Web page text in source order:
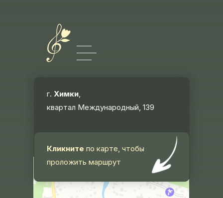
г. Химки,
квартал Международный, 139
Кликните по карте, чтобы
проложить маршрут